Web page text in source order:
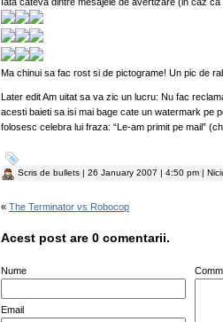
Ma chinui sa fac rost si de pictograme! Un pic de
Later edit Am uitat sa va zic un lucru: Nu fac
acesti baieti sa isi mai bage cate un watermark pe
folosesc celebra lui fraza: “Le-am primit pe mail”
Scris de bullets | 26 January 2007 | 4:50 pm |
« The Terminator vs Robocop
Acest post are 0 comentarii.
Nume
Email